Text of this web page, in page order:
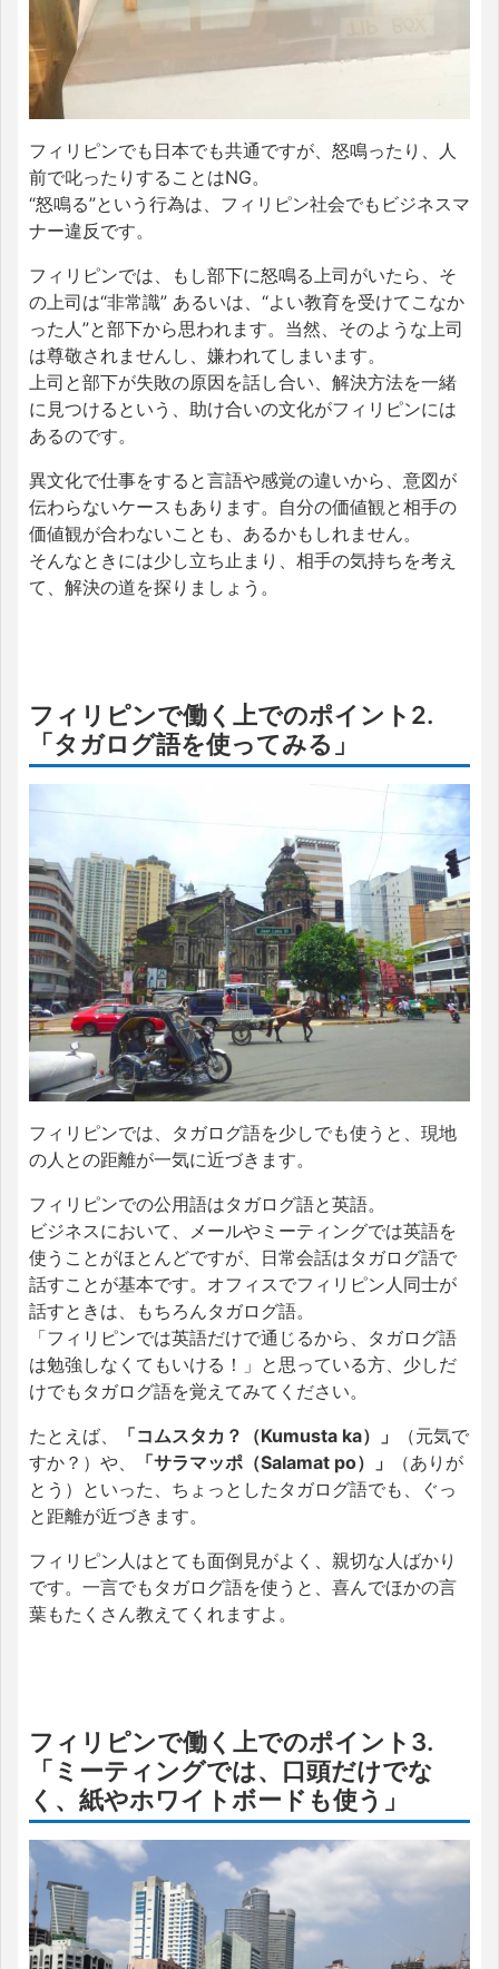
フィリピンでも日本でも共通ですが、怒鳴ったり、人
前で叱ったりすることはNG。
“怒鳴る”という行為は、フィリピン社会でもビジネスマ
ナー違反です。
フィリピンでは、もし部下に怒鳴る上司がいたら、そ
の上司は“非常識” あるいは、“よい教育を受けてこなか
った人”と部下から思われます。当然、そのような上司
は尊敬されませんし、嫌われてしまいます。
上司と部下が失敗の原因を話し合い、解決方法を一緒
に見つけるという、助け合いの文化がフィリピンには
あるのです。
異文化で仕事をすると言語や感覚の違いから、意図が
伝わらないケースもあります。自分の価値観と相手の
価値観が合わないことも、あるかもしれません。
そんなときには少し立ち止まり、相手の気持ちを考え
て、解決の道を探りましょう。
フィリピンで働く上でのポイント2.
「タガログ語を使ってみる」
フィリピンでは、タガログ語を少しでも使うと、現地
の人との距離が一気に近づきます。
フィリピンでの公用語はタガログ語と英語。
ビジネスにおいて、メールやミーティングでは英語を
使うことがほとんどですが、日常会話はタガログ語で
話すことが基本です。オフィスでフィリピン人同士が
話すときは、もちろんタガログ語。
「フィリピンでは英語だけで通じるから、タガログ語
は勉強しなくてもいける！」と思っている方、少しだ
けでもタガログ語を覚えてみてください。
たとえば、
「コムスタカ？（Kumusta ka）」
（元気で
すか？）や、
「サラマッポ（Salamat po）」
（ありが
とう）といった、ちょっとしたタガログ語でも、ぐっ
と距離が近づきます。
フィリピン人はとても面倒見がよく、親切な人ばかり
です。一言でもタガログ語を使うと、喜んでほかの言
葉もたくさん教えてくれますよ。
フィリピンで働く上でのポイント3.
「ミーティングでは、口頭だけでな
く、紙やホワイトボードも使う」